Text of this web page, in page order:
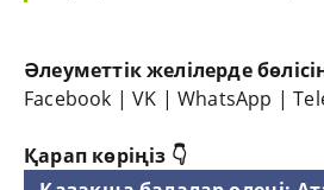
Әлеуметтік желілерде
Facebook |VK |WhatsApp |
Қарап көріңіз 👇